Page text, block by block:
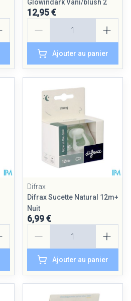
Glowindark Vani/blush 2
12,95 €
Ajouter au panier
Difrax
Difrax Sucette Natural 12m+
Nuit
6,99 €
Ajouter au panier